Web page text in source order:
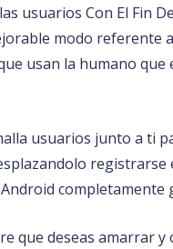
usuarios Con El Fin
modo referente
usan la humano que
usuarios junto a ti
completamente
que deseas amarrar